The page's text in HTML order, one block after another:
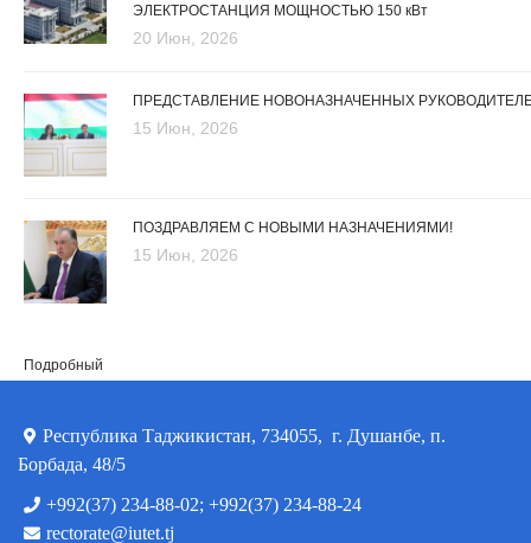
ЭЛЕКТРОСТАНЦИЯ МОЩНОСТЬЮ 150 кВт
20 Июн, 2026
ПРЕДСТАВЛЕНИЕ НОВОНАЗНАЧЕННЫХ
15 Июн, 2026
ПОЗДРАВЛЯЕМ С НОВЫМИ НАЗНАЧЕНИЯМИ!
15 Июн, 2026
Подробный
Республика Таджикистан, 734055, г. Душанбе, п.
Борбада, 48/5
+992(37) 234-88-02; +992(37) 234-88-24
rectorate@iutet.tj